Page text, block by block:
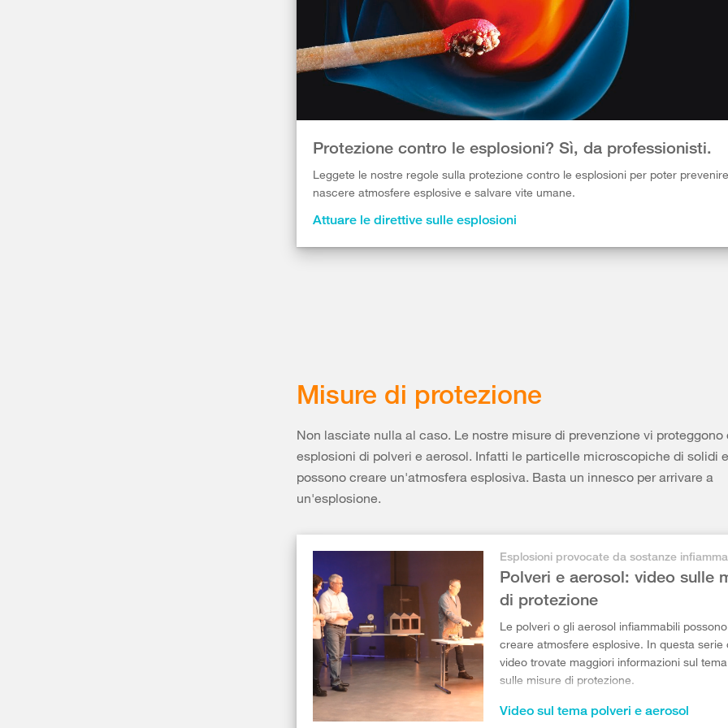
Protezione contro le esplosioni? Sì, da professionisti.
Leggete le nostre regole sulla protezione contro le esplosioni per poter
nascere atmosfere esplosive e salvare vite umane.
Attuare le direttive sulle esplosioni
Misure di protezione
Non lasciate nulla al caso. Le nostre misure di prevenzione vi proteggono
esplosioni di polveri e aerosol. Infatti le particelle microscopiche di solidi
possono creare un'atmosfera esplosiva. Basta un innesco per arrivare a
un'esplosione.
Esplosioni provocate da sostanze
Polveri e aerosol: video sulle
di protezione
Le polveri o gli aerosol infiammabili possono
creare atmosfere esplosive. In questa serie
video trovate maggiori informazioni sul
sulle misure di protezione.
Video sul tema polveri e aerosol